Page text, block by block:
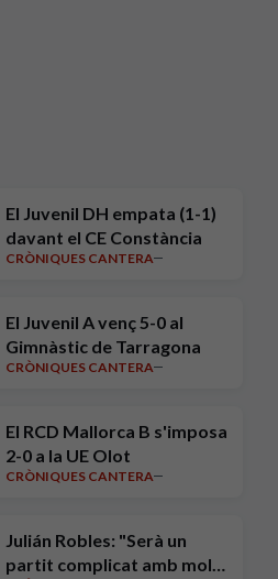
El Juvenil DH empata (1-1)
davant el CE Constància
CRÒNIQUES CANTERA
El Juvenil A venç 5-0 al
Gimnàstic de Tarragona
CRÒNIQUES CANTERA
El RCD Mallorca B s'imposa
2-0 a la UE Olot
CRÒNIQUES CANTERA
Julián Robles: "Serà un
partit complicat amb molt